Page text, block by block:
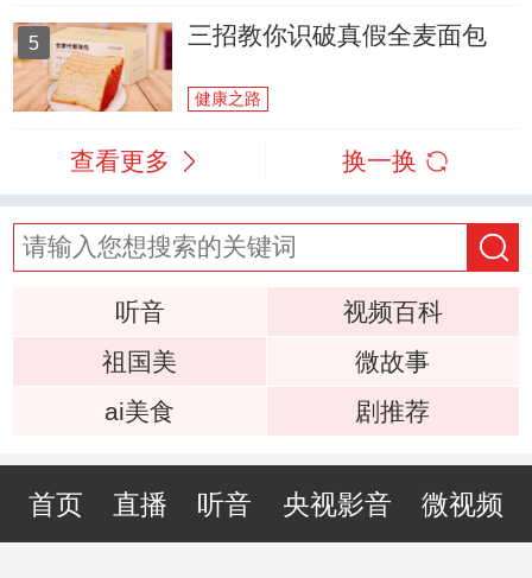
5 三招教你识破真假全麦面包
健康之路
查看更多 换一换
听音
视频百科
祖国美
微故事
ai美食
剧推荐
首页 直播 听音 央视影音 微视频